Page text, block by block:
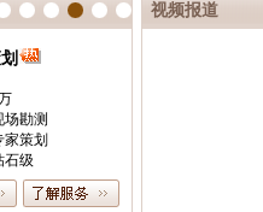
延寿
布施
日
家策划
德级
视频报道